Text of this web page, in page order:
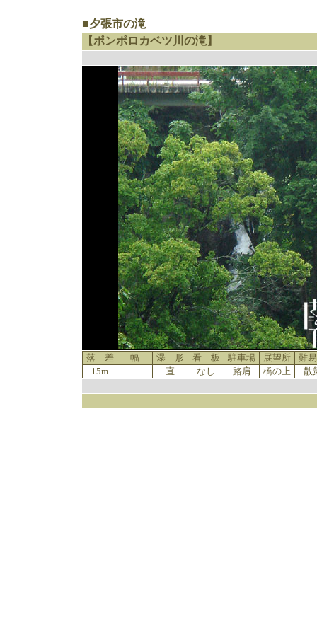
■夕張市の滝
【ポンポロカベツ川の滝】
落 差 幅 瀑 形 看 板 駐車場 展望所
難
15m
直 なし 路肩 橋の上 散